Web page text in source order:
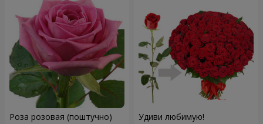
Роза розовая (поштучно) Удиви любимую!